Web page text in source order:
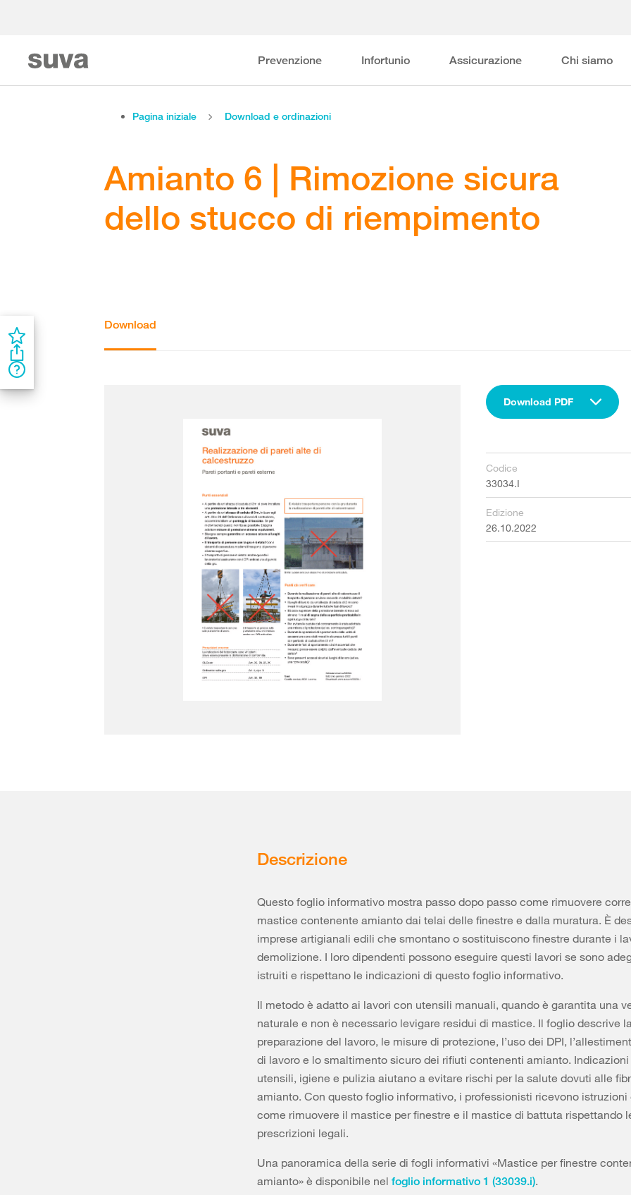
Prevenzione Infortunio Assicurazione Chi siamo
Pagina iniziale Download e ordinazioni
Amianto 6 | Rimozione sicura
dello stucco di riempimento
Download
Download PDF
Codice
33034.I
Edizione
26.10.2022
Descrizione
Questo foglio informativo mostra passo dopo passo come rimuovere
mastice contenente amianto dai telai delle finestre e dalla muratura. È
imprese artigianali edili che smontano o sostituiscono finestre durante i
demolizione. I loro dipendenti possono eseguire questi lavori se sono
istruiti e rispettano le indicazioni di questo foglio informativo.
Il metodo è adatto ai lavori con utensili manuali, quando è garantita una
naturale e non è necessario levigare residui di mastice. Il foglio descrive
preparazione del lavoro, le misure di protezione, l’uso dei DPI,
di lavoro e lo smaltimento sicuro dei rifiuti contenenti amianto.
utensili, igiene e pulizia aiutano a evitare rischi per la salute dovuti alle
amianto. Con questo foglio informativo, i professionisti ricevono istruzioni
come rimuovere il mastice per finestre e il mastice di battuta rispettando
prescrizioni legali.
Una panoramica della serie di fogli informativi «Mastice per finestre
amianto» è disponibile nel foglio informativo 1 (33039.i).